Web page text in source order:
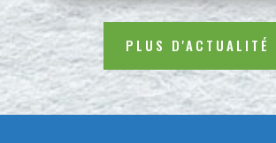
PLUS D'ACTUALITÉ